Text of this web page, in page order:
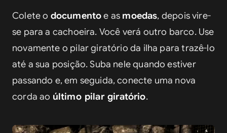
Colete o documento e as moedas, depois vire-
se para a cachoeira. Você verá outro barco. Use
novamente o pilar giratório da ilha para trazê-lo
até a sua posição. Suba nele quando estiver
passando e, em seguida, conecte uma nova
corda ao último pilar giratório.